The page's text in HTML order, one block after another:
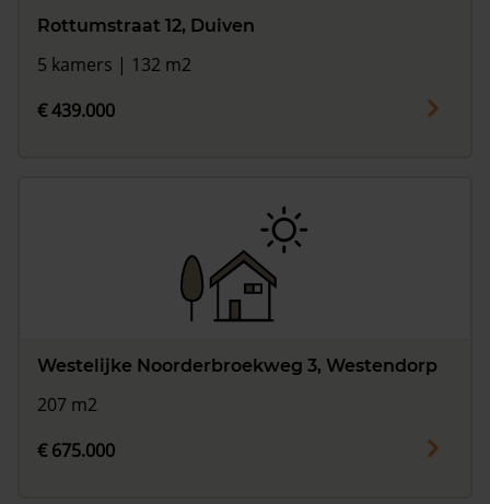
Rottumstraat 12, Duiven
5 kamers | 132 m2
€ 439.000
Westelijke Noorderbroekweg 3, Westendorp
207 m2
€ 675.000